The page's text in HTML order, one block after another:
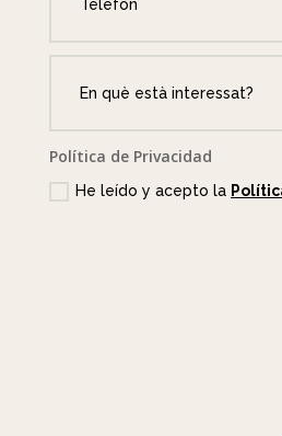
Política de Privacidad
He leído y acepto la